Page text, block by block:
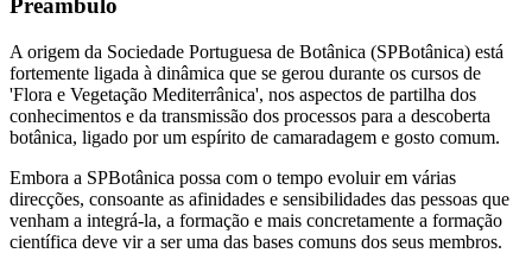
Preâmbulo
A origem da Sociedade Portuguesa de Botânica (SPBotânica) está
fortemente ligada à dinâmica que se gerou durante os cursos de
'Flora e Vegetação Mediterrânica', nos aspectos de partilha dos
conhecimentos e da transmissão dos processos para a descoberta
botânica, ligado por um espírito de camaradagem e gosto comum.
Embora a SPBotânica possa com o tempo evoluir em várias
direcções, consoante as afinidades e sensibilidades das pessoas que
venham a integrá-la, a formação e mais concretamente a formação
científica deve vir a ser uma das bases comuns dos seus membros.